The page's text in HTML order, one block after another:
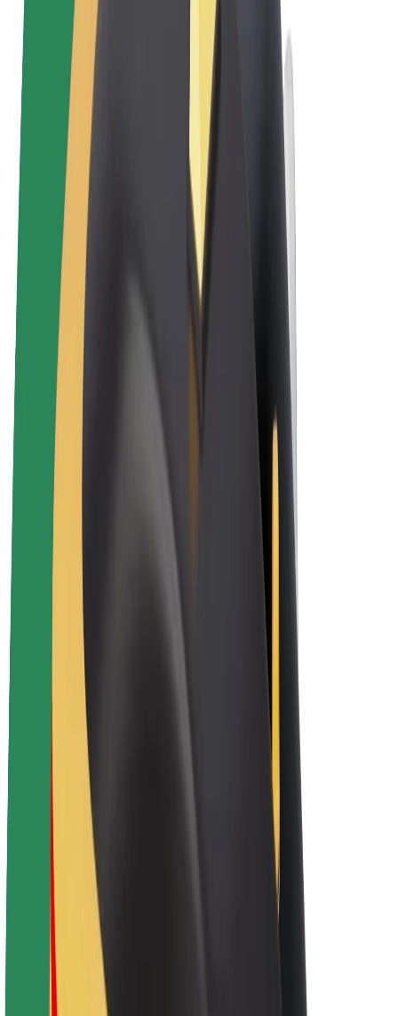
Məhsullar
Gedişlər
Skuterlər
Bolt Market
Bolt Food
Bolt Drive
Biznes üçün Bolt
Elektrikli velosipedlər
Bolt Plus
Bolt ilə pul qazanın
Sürücülər
Sürücü qazancı
Şirkət
Bolt haqqında
Bolt-da davamlılıq
Project Zero
Bloq
Xəbər otağı
Brend təlimatları
Missiya
İnvestorlarla əlaqələr
Rəhbərlik
Brend
Media
Urban Fondu
Təhlükəsizlik